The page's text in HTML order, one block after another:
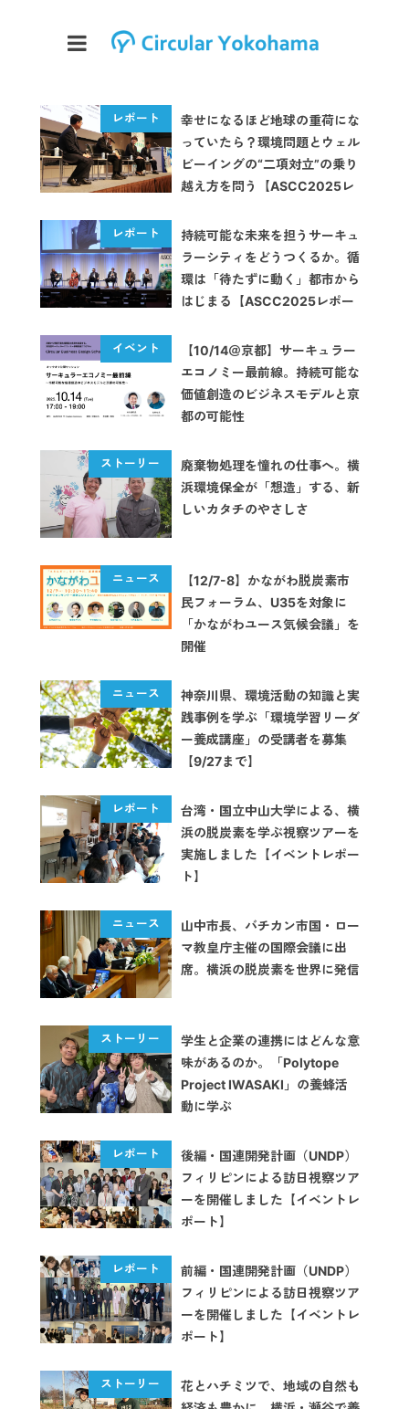
幸せになるほど地球の重荷にな
っていたら？環境問題とウェル
ビーイングの“二項対立”の乗り
越え方を問う【ASCC2025レ
持続可能な未来を担うサーキュ
ラーシティをどうつくるか。循
環は「待たずに動く」都市から
はじまる【ASCC2025レポー
【10/14＠京都】サーキュラー
エコノミー最前線。持続可能な
価値創造のビジネスモデルと京
都の可能性
廃棄物処理を憧れの仕事へ。横
浜環境保全が「想造」する、新
しいカタチのやさしさ
【12/7-8】かながわ脱炭素市
民フォーラム、U35を対象に
「かながわユース気候会議」を
開催
神奈川県、環境活動の知識と実
践事例を学ぶ「環境学習リーダ
ー養成講座」の受講者を募集
【9/27まで】
台湾・国立中山大学による、横
浜の脱炭素を学ぶ視察ツアーを
実施しました【イベントレポー
ト】
山中市長、バチカン市国・ロー
マ教皇庁主催の国際会議に出
席。横浜の脱炭素を世界に発信
学生と企業の連携にはどんな意
味があるのか。「Polytope
Project IWASAKI」の養蜂活
動に学ぶ
後編・国連開発計画（UNDP）
フィリピンによる訪日視察ツア
ーを開催しました【イベントレ
ポート】
前編・国連開発計画（UNDP）
フィリピンによる訪日視察ツア
ーを開催しました【イベントレ
ポート】
花とハチミツで、地域の自然も